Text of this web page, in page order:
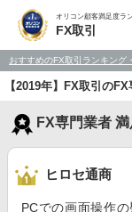
オリコン顧客満足度ラ
FX取引
おすすめのFX取引ランキング
【2019年】FX取引の
FX専門業者
ヒロセ通商
PCでの画面操作